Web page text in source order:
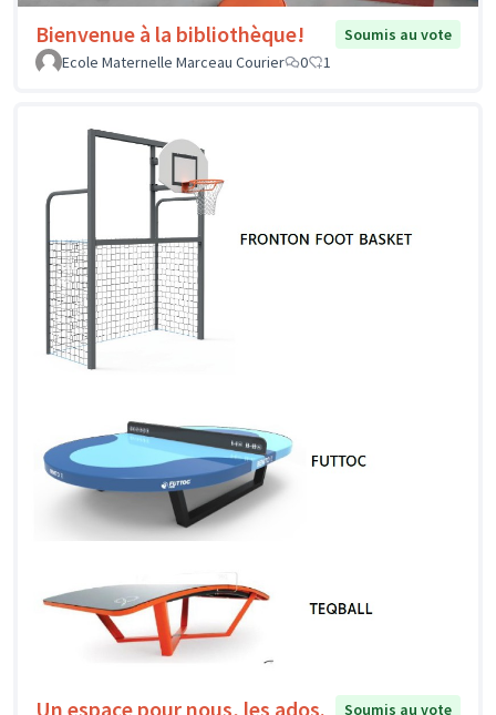
Bienvenue à la bibliothèque!
Soumis au vote
Ecole Maternelle Marceau Courier
0 1
Un espace pour nous, les ados. Soumis au vote